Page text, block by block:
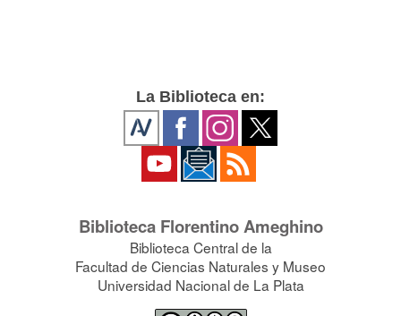
La Biblioteca en:
Biblioteca Florentino Ameghino
Biblioteca Central de la
Facultad de Ciencias Naturales y Museo
Universidad Nacional de La Plata